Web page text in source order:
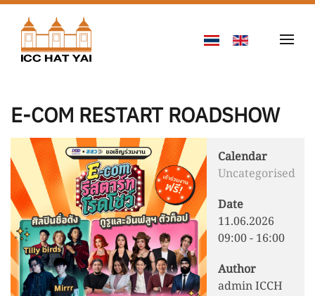
Skip to main content
E-COM RESTART ROADSHOW
Calendar
Uncategorised
Date
11.06.2026
09:00- 16:00
Author
admin ICCH